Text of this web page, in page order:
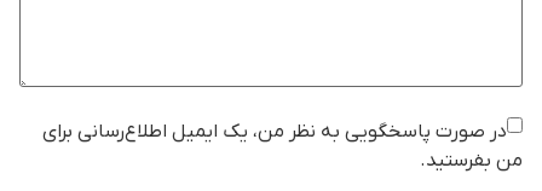
در صورت پاسخگویی به نظر من، یک ایمیل اطلاع‌رسانی برای
من بفرستید.